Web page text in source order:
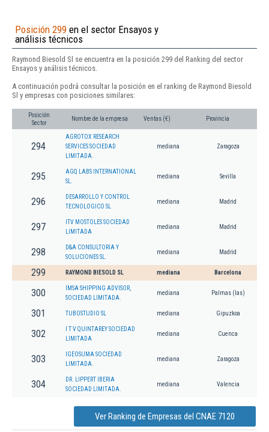
Posición 299 en el sector Ensayos y
análisis técnicos
Raymond Biesold Sl se encuentra en la posición 299 del Ranking del sector
Ensayos y análisis técnicos.
A continuación podrá consultar la posición en el ranking de Raymond Biesold
Sl y empresas con posiciones similares:
Posición
Sector
Nombre de la empresa Ventas (€) Provincia
294
AGROTOX RESEARCH
SERVICES SOCIEDAD
LIMITADA.
mediana Zaragoza
295
AGQ LABS INTERNATIONAL
SL.
mediana Sevilla
296
DESARROLLO Y CONTROL
TECNOLOGICO SL
mediana Madrid
297
ITV MOSTOLES SOCIEDAD
LIMITADA
mediana Madrid
298
D&A CONSULTORIA Y
SOLUCIONES SL.
mediana Madrid
299 RAYMOND BIESOLD SL mediana Barcelona
300
IMSA SHIPPING ADVISOR,
SOCIEDAD LIMITADA.
mediana Palmas (las)
301 TUBOSTUDIO SL mediana Gipuzkoa
302
I T V QUINTAREY SOCIEDAD
LIMITADA
mediana Cuenca
303
IGEOSUMA SOCIEDAD
LIMITADA.
mediana Zaragoza
304
DR. LIPPERT IBERIA
SOCIEDAD LIMITADA.
mediana Valencia
Ver Ranking de Empresas del CNAE 7120